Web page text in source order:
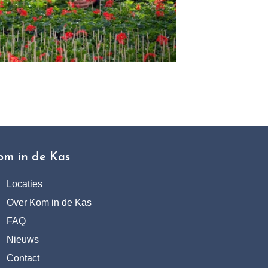
in de Kas
Locaties
Over Kom in de Kas
FAQ
Nieuws
Contact